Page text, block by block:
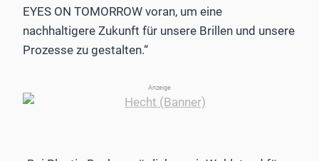
EYES ON TOMORROW voran, um eine
nachhaltigere Zukunft für unsere Brillen und unsere
Prozesse zu gestalten.“
Anzeige